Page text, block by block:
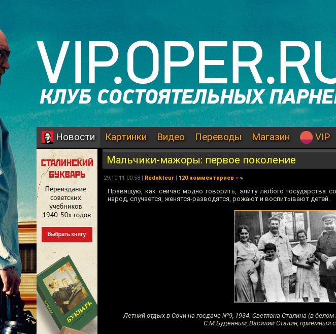
Новости Картинки Видео Переводы Магазин VIP
Мальчики-мажоры: первое поколение
29.10.11 00:58 | Redakteur | 120 комментариев » »
Правящую, как сейчас модно говорить, элиту любого государства
народ, случается, женятся-разводятся, рожают и воспитывают детей.
Летний отдых в Сочи на госдаче №9, 1934. Светлана Сталина (в
С.М.Будённый, Василий Сталин, приёмный